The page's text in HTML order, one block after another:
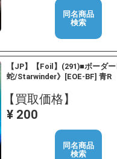
同名商品
検索
【JP】【Foil】(291)■ボーダ
蛇/Starwinder》[EOE-BF] 青R
【買取価格】
¥ 200
同名商品
検索